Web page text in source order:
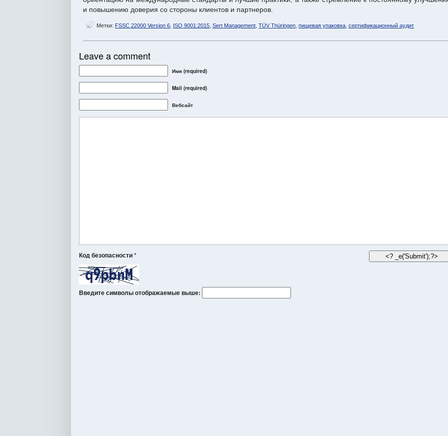
и повышению доверия со стороны клиентов и партнеров.
Метки: FSSC 22000 Version 6 ISO 9001:2015 Sert Management TÜV Thüringen пищевая упаковка сертификационный аудит
Leave a comment
Имя (required)
Mail (required)
Вебсайт
Код безопасности*
Введите символы отображаемые выше: